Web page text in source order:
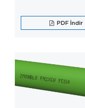
PDF İndir